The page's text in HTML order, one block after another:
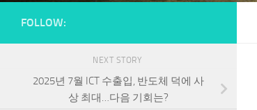
FOLLOW:
NEXT STORY
2025년 7월 ICT 수출입, 반도체 덕에 사
상 최대…다음 기회는?